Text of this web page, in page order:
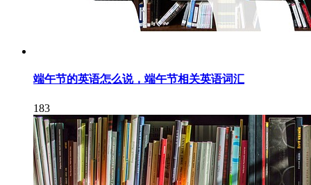
端午节的英语怎么说，端午节相关英语词汇
183